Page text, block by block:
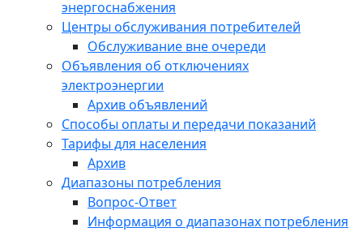
энергоснабжения
Центры обслуживания потребителей
Обслуживание вне очереди
Объявления об отключениях
электроэнергии
Архив объявлений
Способы оплаты и передачи показаний
Тарифы для населения
Архив
Диапазоны потребления
Вопрос-Ответ
Информация о диапазонах потребления